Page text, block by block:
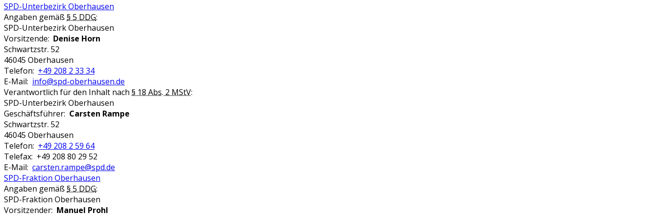
SPD-Unterbezirk Oberhausen
Angaben gemäß § 5 DDG:
SPD-Unterbezirk Oberhausen
Vorsitzende: Denise Horn
Schwartzstr. 52
46045 Oberhausen
Telefon: +49 208 2 33 34
E-Mail: info@spd-oberhausen.de
Verantwortlich für den Inhalt nach § 18 Abs. 2 MStV:
SPD-Unterbezirk Oberhausen
Geschäftsführer: Carsten Rampe
Schwartzstr. 52
46045 Oberhausen
Telefon: +49 208 2 59 64
Telefax: +49 208 80 29 52
E-Mail: carsten.rampe@spd.de
SPD-Fraktion Oberhausen
Angaben gemäß § 5 DDG:
SPD-Fraktion Oberhausen
Vorsitzender: Manuel Prohl